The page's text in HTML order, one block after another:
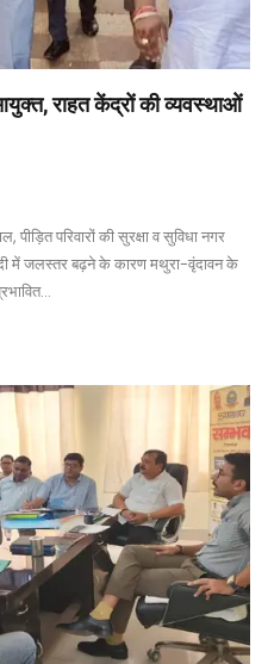
राहत केंद्रों की व्यवस्थाओं
पीड़ित परिवारों की सुरक्षा व सुविधा नगर
में जलस्तर बढ़ने के कारण मथुरा-वृंदावन के